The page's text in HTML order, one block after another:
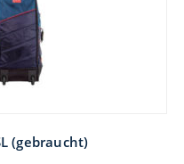
(gebraucht)